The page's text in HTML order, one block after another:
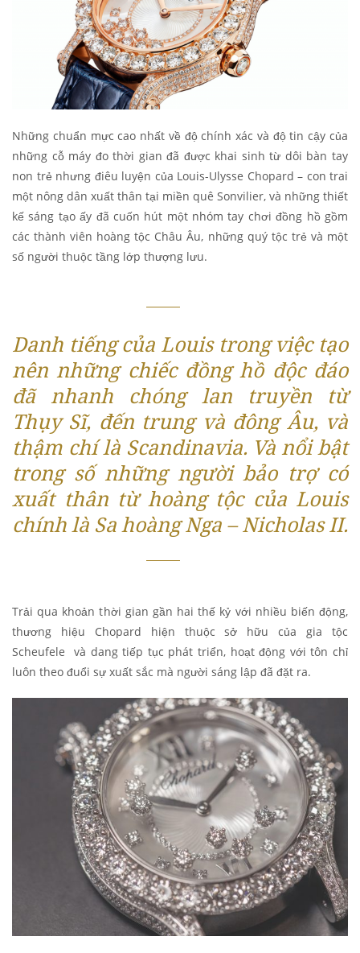
Những chuẩn mực cao nhất về độ chính xác và độ tin cậy của
những cỗ máy đo thời gian đã được khai sinh từ dôi bàn tay
non trẻ nhưng điêu luyện của Louis-Ulysse Chopard – con trai
một nông dân xuất thân tại miền quê Sonvilier, và những thiết
kế sáng tạo ấy đã cuốn hút một nhóm tay chơi đồng hồ gồm
các thành viên hoàng tộc Châu Âu, những quý tộc trẻ và một
số người thuộc tầng lớp thượng lưu.
Danh tiếng của Louis trong việc tạo
nên những chiếc đồng hồ độc đáo
đã nhanh chóng lan truyền từ
Thụy Sĩ, đến trung và đông Âu, và
thậm chí là Scandinavia. Và nổi bật
trong số những người bảo trợ có
xuất thân từ hoàng tộc của Louis
chính là Sa hoàng Nga – Nicholas II.
Trải qua khoản thời gian gần hai thế kỷ với nhiều biến động,
thương hiệu Chopard hiện thuộc sở hữu của gia tộc
Scheufele và dang tiếp tục phát triển, hoạt động với tôn chỉ
luôn theo đuổi sự xuất sắc mà người sáng lập đã đặt ra.